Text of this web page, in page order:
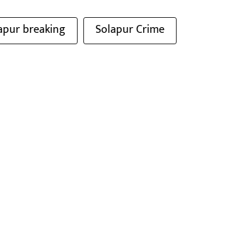
breaking Solapur Crime